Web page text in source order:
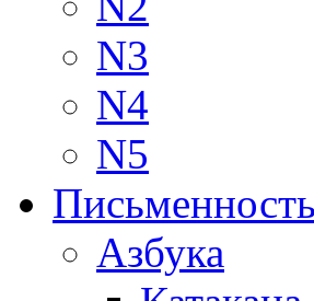
N3
N4
N5
Письменность
Азбука